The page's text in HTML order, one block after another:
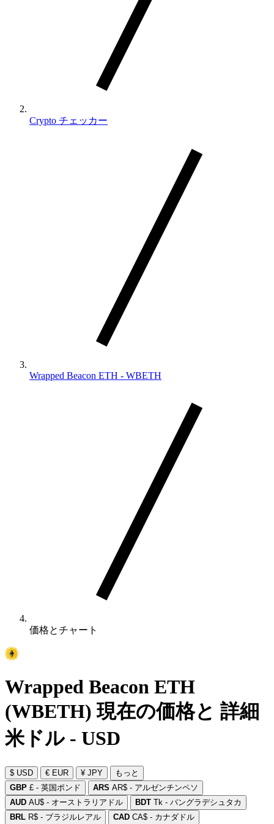
Crypto チェッカー
Wrapped Beacon ETH - WBETH
価格とチャート
Wrapped Beacon ETH
(WBETH) 現在の価格と 詳細
米ドル - USD
$ USD € EUR ¥ JPY
もっと
GBP £ - 英国ポンド ARS AR$ - アルゼンチンペソ
AUD AU$ - オーストラリアドル BDT Tk - バングラデシュタカ
BRL R$ - ブラジルレアル CAD CA$ - カナダドル